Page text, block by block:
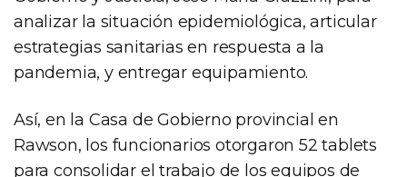
analizar la situación epidemiológica, articular
estrategias sanitarias en respuesta a la
pandemia, y entregar equipamiento.
Así, en la Casa de Gobierno provincial en
Rawson, los funcionarios otorgaron 52 tablets
para consolidar el trabajo de los equipos de